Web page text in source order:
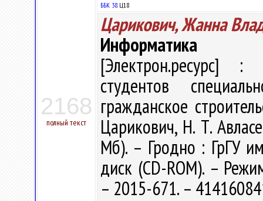
2168
полный текст
ББК 38.Ц18
Царикович, Жанна
Информатика
[Электрон.ресурс] :
студентов
гражданское
Царикович, Н. Т.
Мб). – Гродно : ГрГУ
диск (CD-ROM). –
– 2015-671. –